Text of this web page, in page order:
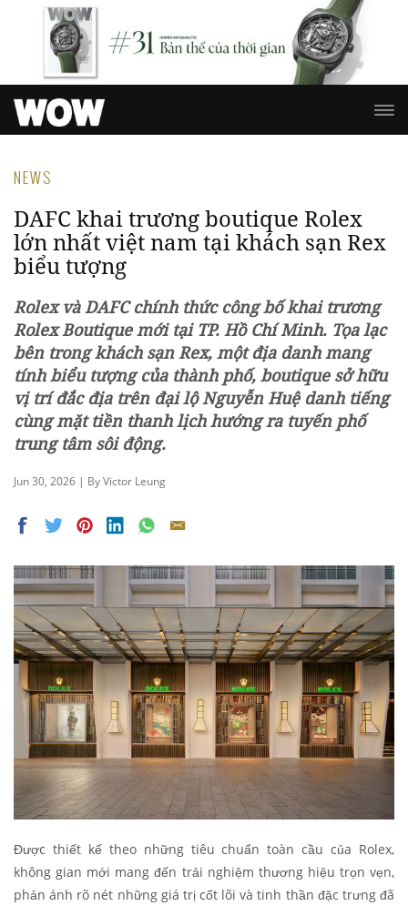
NEWS
DAFC khai trương boutique Rolex
lớn nhất việt nam tại khách sạn Rex
biểu tượng
Rolex và DAFC chính thức công bố khai trương
Rolex Boutique mới tại TP. Hồ Chí Minh. Tọa lạc
bên trong khách sạn Rex, một địa danh mang
tính biểu tượng của thành phố, boutique sở hữu
vị trí đắc địa trên đại lộ Nguyễn Huệ danh tiếng
cùng mặt tiền thanh lịch hướng ra tuyến phố
trung tâm sôi động.
Jun 30, 2026 | By Victor Leung
Được thiết kế theo những tiêu chuẩn toàn cầu của Rolex,
không gian mới mang đến trải nghiệm thương hiệu trọn vẹn,
phản ánh rõ nét những giá trị cốt lõi và tinh thần đặc trưng đã